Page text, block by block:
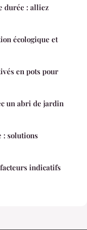
durée : alliez
écologique et
en pots pour
un abri de jardin
: solutions
indicatifs